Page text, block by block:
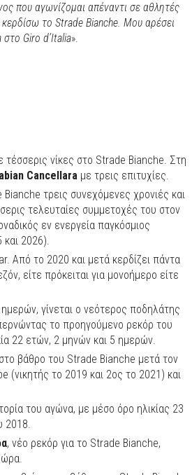
που αγωνίζομαι απέναντι σε αθλητές
το Strade Bianche. Μου αρέσει
Giro d’Italia».
νίκες στο Strade Bianche. Στη
Cancellara με τρεις επιτυχίες.
τρεις συνεχόμενες χρονιές και
τελευταίες συμμετοχές του στον
εν ενεργεία παγκόσμιος
2026).
Από το 2020 και μετά κερδίζει πάντα
είτε πρόκειται για μονοήμερο είτε
γίνεται ο νεότερος ποδηλάτης
το προηγούμενο ρεκόρ του
22 ετών, 2 μηνών και 5 ημερών.
βάθρο του Strade Bianche μετά τον
το 2019 και 2ος το 2021) και
του αγώνα, με μέσο όρο ηλικίας 23
2018.
, νέο ρεκόρ για το Strade Bianche,